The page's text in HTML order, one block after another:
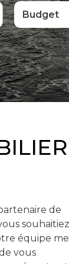
Budget
de
souhaitiez
équipe
vous